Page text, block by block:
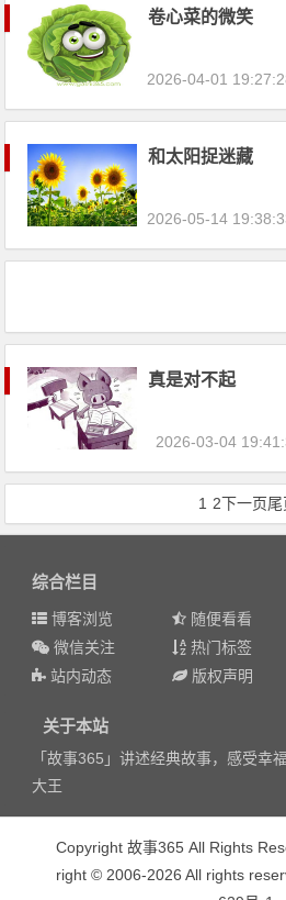
卷心菜的微笑
2026-04-01
和太阳捉迷藏
2026-05-14
真是对不起
2026-03-04
1 2下一页尾
综合栏目
博客浏览 随便看看
微信关注
热门标签
站内动态
版权声明
关于本站
「故事365」讲述经典故事，感受幸
大王
Copyright 故事365 All Rights
right © 2006-2026 All rights